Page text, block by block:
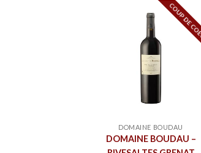
COUP DE
DOMAINE BOUDAU
DOMAINE BOUDAU –